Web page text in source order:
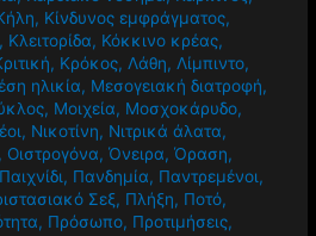
, Κίνδυνος εμφράγματος,
, Κλειτορίδα, Κόκκινο κρέας,
, Κρόκος, Λάθη, Λίμπιντο,
ηλικία, Μεσογειακή διατροφή,
, Μοιχεία, Μοσχοκάρυδο,
, Νικοτίνη, Νιτρικά άλατα,
, Οιστρογόνα,Όνειρα,Όραση,
Παιχνίδι, Πανδημία, Παντρεμένοι,
Σεξ, Πλήξη, Ποτό,
, Πρόσωπο, Προτιμήσεις,